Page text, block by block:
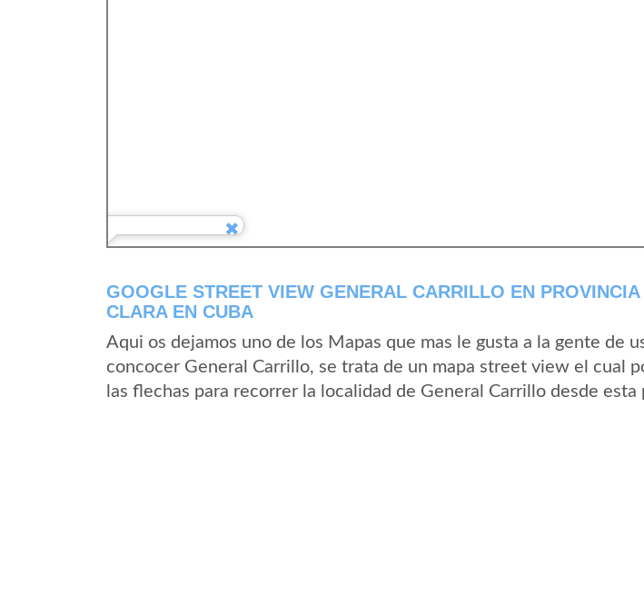
GOOGLE STREET VIEW GENERAL CARRILLO EN
CLARA EN CUBA
Aqui os dejamos uno de los Mapas que mas le gusta a la gente de
concocer General Carrillo, se trata de un mapa street view el cual
las flechas para recorrer la localidad de General Carrillo desde esta